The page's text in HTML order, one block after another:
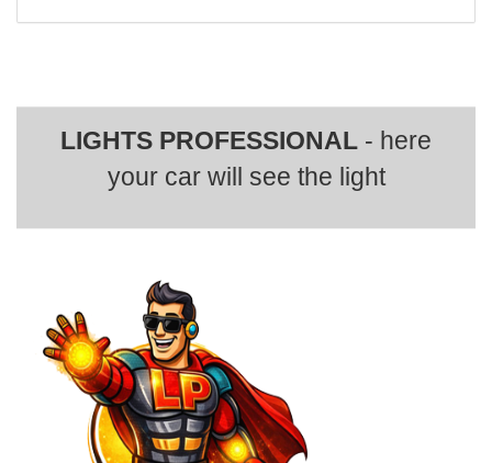
LIGHTS PROFESSIONAL - here
your car will see the light